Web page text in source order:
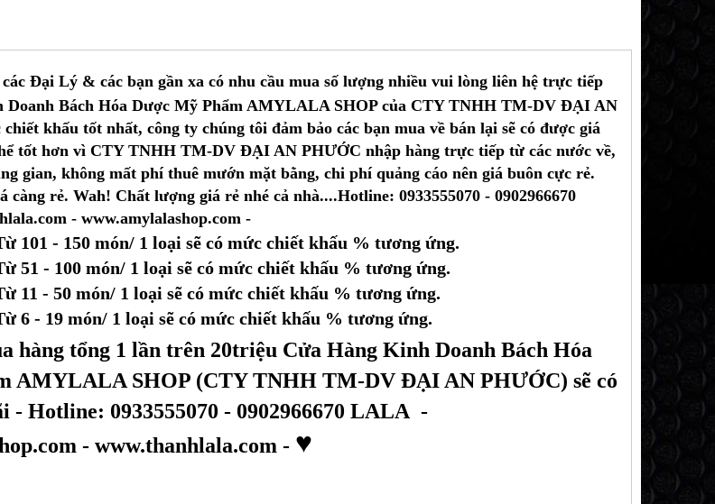
MUA
Đại Lý & các bạn gần xa có nhu cầu mua số lượng nhiều vui lòng liên hệ trực tiếp
Doanh Bách Hóa Dược Mỹ Phẩm AMYLALA SHOP của CTY TNHH TM-DV ĐẠI AN
khấu tốt nhất, công ty chúng tôi đảm bảo các bạn mua về bán lại sẽ có được giá
tốt hơn vì CTY TNHH TM-DV ĐẠI AN PHƯỚC nhập hàng trực tiếp từ các nước về,
gian, không mất phí thuê mướn mặt bằng, chi phí quảng cáo nên giá buôn cực rẻ.
càng rẻ. Wah! Chất lượng giá rẻ nhé cả nhà....Hotline: 0933555070 - 0902966670
- www.amylalashop.com -
101 - 150 món/ 1 loại sẽ có mức chiết khấu % tương ứng.
51 - 100 món/ 1 loại sẽ có mức chiết khấu % tương ứng.
11 - 50 món/ 1 loại sẽ có mức chiết khấu % tương ứng.
6 - 19 món/ 1 loại sẽ có mức chiết khấu % tương ứng.
hàng tổng 1 lần trên 20triệu Cửa Hàng Kinh Doanh Bách Hóa
AMYLALA SHOP (CTY TNHH TM-DV ĐẠI AN PHƯỚC) sẽ có
- Hotline: 0933555070 - 0902966670 LALA -
- www.thanhlala.com - ♥